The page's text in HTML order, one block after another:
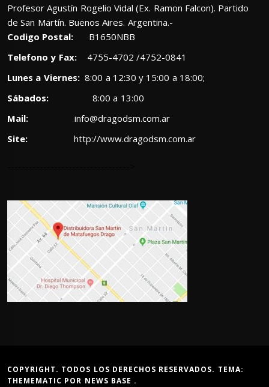
Profesor Agustín Rogelio Vidal (Ex. Ramon Falcon). Partido
de San Martín. Buenos Aires. Argentina.-
Codigo Postal: B1650NBB
Telefono y Fax:4755-4702 /4752-0841
Lunes a Viernes:8:00 a 12:30 y 15:00 a 18:00;
Sábados: 8:00 a 13:00
Mail:
info@dragodsm.com.ar
Site:
http://www.dragodsm.com.ar
COPYRIGHT. TODOS LOS DERECHOS RESERVADOS. TEMA:
THEMEMATIC POR NEWS BASE .